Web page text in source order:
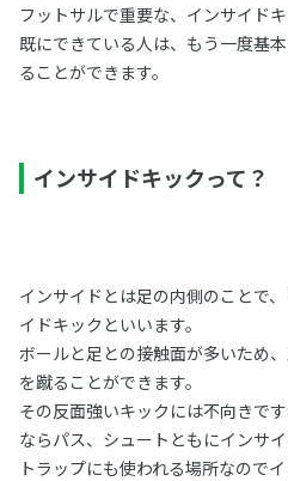
フットサルで重要な、インサイド
既にできている人は、もう一度基
ることができます。
インサイドキックって？
インサイドとは足の内側のことで
イドキックといいます。
ボールと足との接触面が多いため
を蹴ることができます。
その反面強いキックには不向きで
ならパス、シュートともにインサイ
トラップにも使われる場所なので